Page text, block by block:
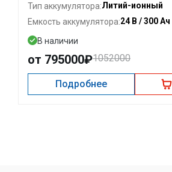
Тип аккумулятора:Литий-ионный
Емкость аккумулятора:24 В / 300 Ач
В наличии
от 795000₽1052000
Подробнее